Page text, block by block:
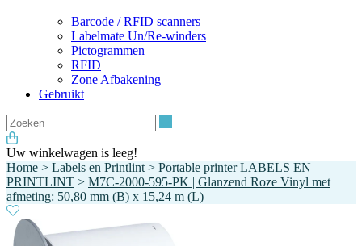
Barcode / RFID scanners
Labelmate Un/Re-winders
Pictogrammen
RFID
Zone Afbakening
Gebruikt
Uw winkelwagen is leeg!
Home > Labels en Printlint > Portable printer LABELS EN
PRINTLINT > M7C-2000-595-PK | Glanzend Roze Vinyl met
afmeting: 50,80 mm (B) x 15,24 m (L)